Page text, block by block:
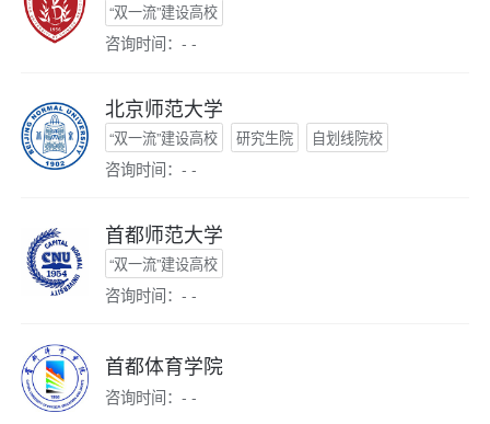
“双一流”建设高校
咨询时间：- -
北京师范大学
“双一流”建设高校 研究生院 自划线院校
咨询时间：- -
首都师范大学
“双一流”建设高校
咨询时间：- -
首都体育学院
咨询时间：- -